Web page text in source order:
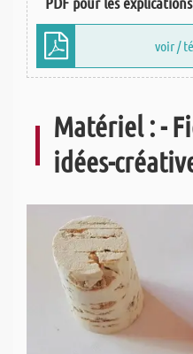
voir /
Matériel : -
idées-